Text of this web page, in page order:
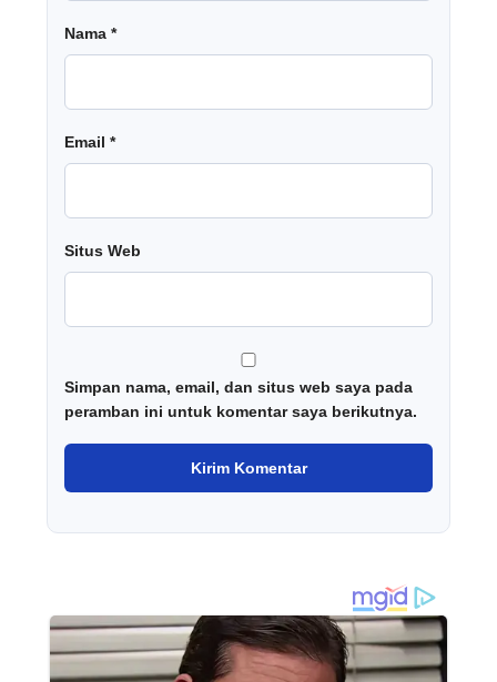
Nama *
Email *
Situs Web
Simpan nama, email, dan situs web saya pada
peramban ini untuk komentar saya berikutnya.